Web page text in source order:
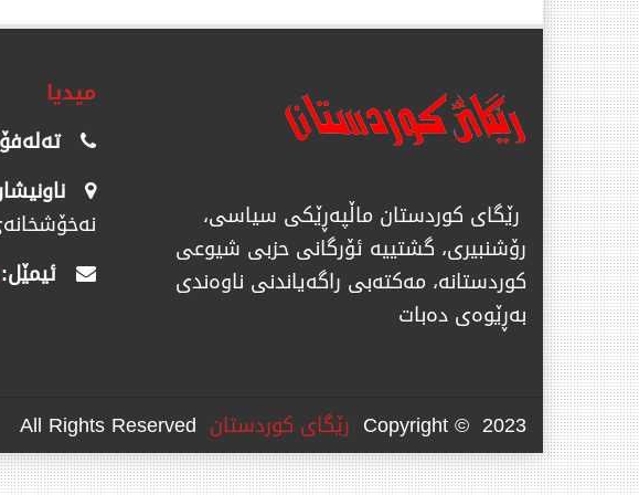
رێگای كوردستان ماڵپەڕێكی سیاسی،
رۆشنبیری، گشتییە ئۆرگانی حزبی شیوعی
كوردستانە، مەكتەبی راگەیاندنی ناوەندی
بەڕێوەی دەبات
میدیا
ئیمێل:
Copyright © 2023 رێگای كوردستان